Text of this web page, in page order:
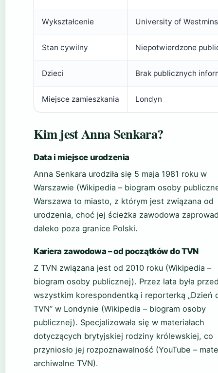
Wykształcenie University of
Stan cywilny Niepotwierdzone
Dzieci Brak publicznych
Miejsce zamieszkania Londyn
Kim jest Anna Senkara?
Data i miejsce urodzenia
Anna Senkara urodziła się 5 maja 1981 roku w
Warszawie (Wikipedia – biogram osoby
Warszawa to miasto, z którym jest związana od
urodzenia, choć jej ścieżka zawodowa
daleko poza granice Polski.
Kariera zawodowa – od początków do TVN
Z TVN związana jest od 2010 roku (Wikipedia –
biogram osoby publicznej). Przez lata była
wszystkim korespondentką i reporterką „Dzień
TVN” w Londynie (Wikipedia – biogram osoby
publicznej). Specjalizowała się w materiałach
dotyczących brytyjskiej rodziny królewskiej, co
przyniosło jej rozpoznawalność (YouTube –
archiwalne TVN).